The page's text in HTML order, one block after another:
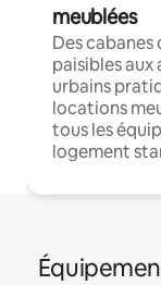
meublées
Des
paisibles
urbains
locations
tous les
logement